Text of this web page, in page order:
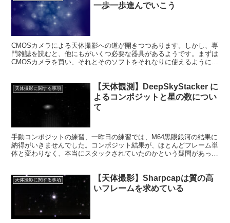
一歩一歩進んでいこう
CMOSカメラによる天体撮影への道が開きつつあります。しかし、専
門雑誌を読むと、他にもがいくつ必要な器具があるようです。まずは
CMOSカメラを買い、それとそのソフトをそれなりに使えるようにな
天体撮影に関する事項
【天体観測】DeepSkyStacker に
よるコンポジットと星の数につい
て
手動コンポジットの練習、一昨日の練習では、M64黒眼銀河の結果に
納得がいきませんでした。コンポジット結果が、ほとんどフレーム単
体と変わりなく、本当にスタックされていたのかという疑問があった
天体撮影に関する事項
【天体撮影】Sharpcapは質の高
いフレームを求めている